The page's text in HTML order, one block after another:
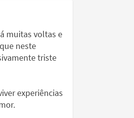
muitas voltas e
neste
triste
experiências